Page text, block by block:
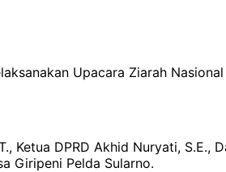
Upacara Ziarah
Ketua DPRD Akhid Nuryati,
Giripeni Pelda Sularno.